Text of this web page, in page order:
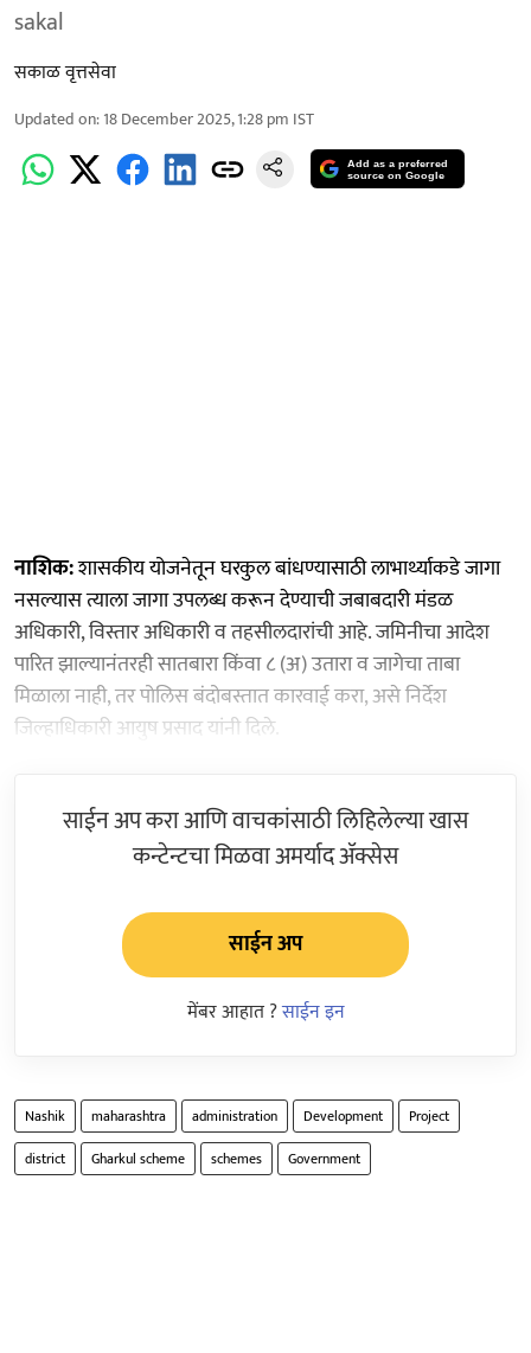
sakal
सकाळ वृत्तसेवा
Updated on:18 December 2025, 1:28 pm IST
Add as a preferred
source on Google
नाशिक:शासकीय योजनेतून घरकुल बांधण्यासाठी लाभार्थ्याकडे जागा
नसल्यास त्याला जागा उपलब्ध करून देण्याची जबाबदारी मंडळ
अधिकारी, विस्तार अधिकारी व तहसीलदारांची आहे. जमिनीचा आदेश
पारित झाल्यानंतरही सातबारा किंवा ८ (अ) उतारा व जागेचा ताबा
मिळाला नाही, तर पोलिस बंदोबस्तात कारवाई करा, असे निर्देश
जिल्हाधिकारी आयुष प्रसाद यांनी दिले.
साईन अप करा आणि वाचकांसाठी लिहिलेल्या खास
कन्टेन्टचा मिळवा अमर्याद ॲक्सेस
साईन अप
मेंबर आहात ?साईन इन
Nashik maharashtra administration Development
Project
district
Gharkul scheme schemes Government